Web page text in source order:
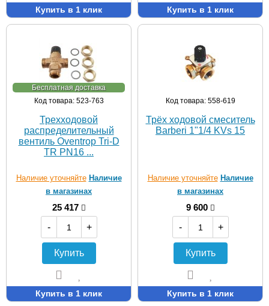
Купить в 1 клик Купить в 1 клик
Бесплатная доставка
Код товара: 523-763
Трехходовой
распределительный
вентиль Oventrop Tri-D
TR PN16 ...
Наличие уточняйте Наличие
в магазинах
25 417
-
+
Купить
Купить в 1 клик
Код товара: 558-619
Трёх ходовой смеситель
Barberi 1"1/4 KVs 15
Наличие уточняйте Наличие
в магазинах
9 600
-
+
Купить
Купить в 1 клик